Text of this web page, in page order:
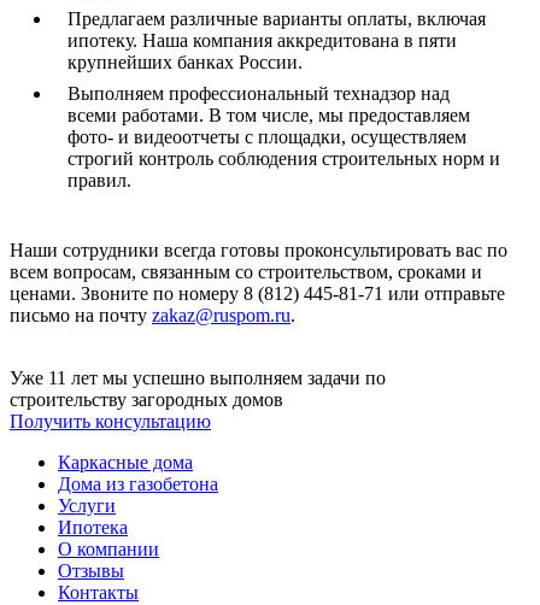
Предлагаем различные варианты оплаты, включая
ипотеку. Наша компания аккредитована в пяти
крупнейших банках России.
Выполняем профессиональный технадзор над
всеми работами. В том числе, мы предоставляем
фото- и видеоотчеты с площадки, осуществляем
строгий контроль соблюдения строительных норм и
правил.
Наши сотрудники всегда готовы проконсультировать вас по
всем вопросам, связанным со строительством, сроками и
ценами. Звоните по номеру 8 (812) 445-81-71 или отправьте
письмо на почту zakaz@ruspom.ru.
Уже 11 лет мы успешно выполняем задачи по
строительству загородных домов
Получить консультацию
Каркасные дома
Дома из газобетона
Услуги
Ипотека
О компании
Отзывы
Контакты